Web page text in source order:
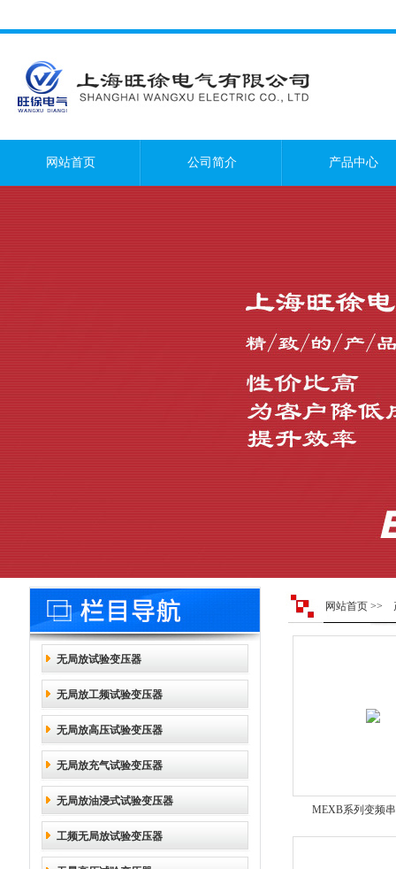
网站首页 公司简介 产品中心
无局放试验变压器
无局放工频试验变压器
无局放高压试验变压器
无局放充气试验变压器
无局放油浸式试验变压器
工频无局放试验变压器
网站首页 >>
MEXB系列变频